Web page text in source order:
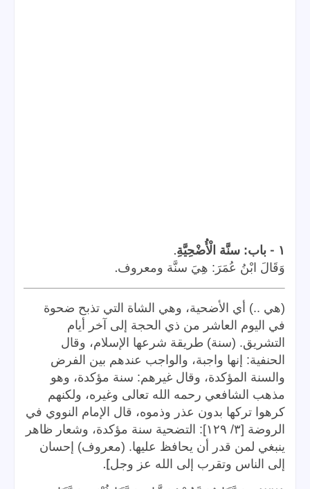
١ - باب: سنَّة الْأُضْحِيَّةِ.
وَقَالَ ابْنُ عُمَرَ: هِيَ سنَّة ومعروف.
(هي ..) أي الأضحية، وهي الشاة التي تذبح ضحوة
في اليوم العاشر من ذي الحجة إلى آخر أيام
التشريق. (سنة) طريقة شرعها الإسلام، وقال
الحنفية: إنها واجبة، والواجب عندهم بين الفرض
والسنة المؤكدة، وقال غيرهم: سنة مؤكدة، وهو
مذهب الشافعي رحمه الله تعالى وغيره، ولكنهم
كرهوا تركها بدون عذر وذموه، قال الإمام النووي في
الروضة [٣/ ١٢٩]: التضحية سنة مؤكدة، وشعار ظاهر
ينبغي لمن قدر أن يحافظ عليها. (معروف) إحسان
إلى الناس وتقرب إلى الله عز وجل].